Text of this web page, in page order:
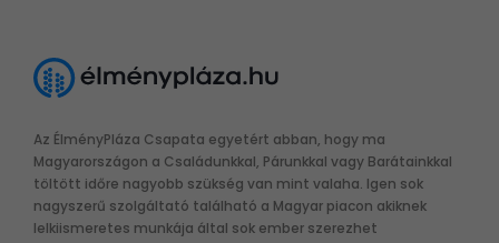
Az ÉlményPláza Csapata egyetért abban, hogy ma
Magyarországon a Családunkkal, Párunkkal vagy Barátainkkal
töltött időre nagyobb szükség van mint valaha. Igen sok
nagyszerű szolgáltató található a Magyar piacon akiknek
lelkiismeretes munkája által sok ember szerezhet